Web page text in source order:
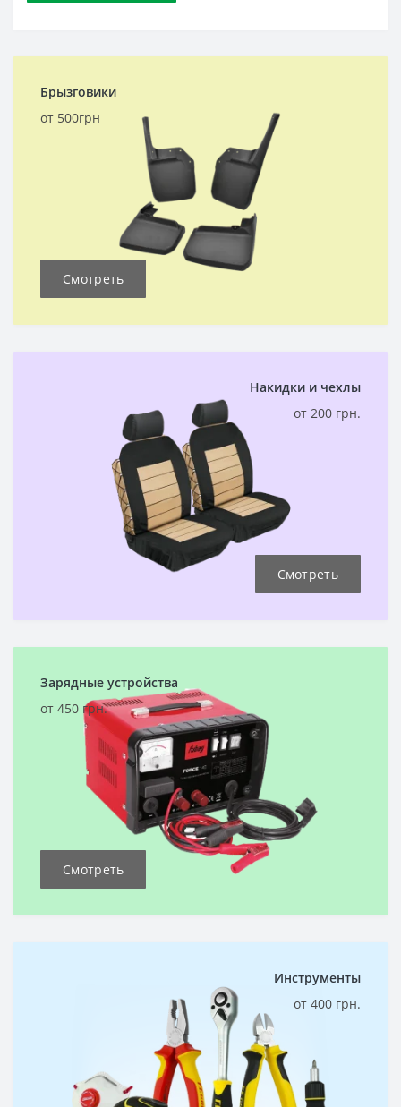
Брызговики
от 500грн
Смотреть
Накидки и чехлы
от 200 грн.
Смотреть
Зарядные устройства
от 450 грн.
Смотреть
Инструменты
от 400 грн.